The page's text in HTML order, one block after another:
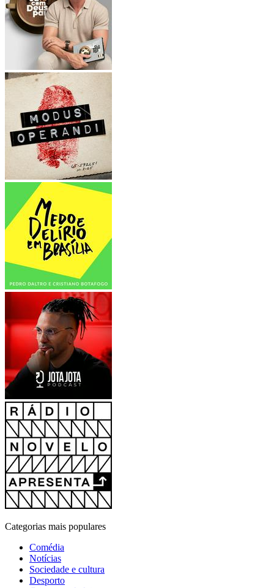
Categorias mais populares
Comédia
Notícias
Sociedade e cultura
Desporto